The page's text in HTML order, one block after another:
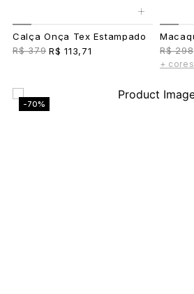
+
Calça Onça Tex Estampado
R$ 379 R$ 113,71
R$ 298
+ cores
-70%